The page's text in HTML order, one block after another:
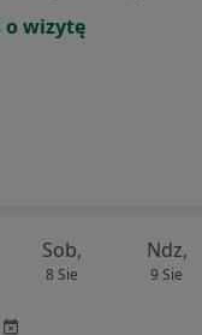
o wizytę
Sob,
8 Sie
Ndz,
9 Sie